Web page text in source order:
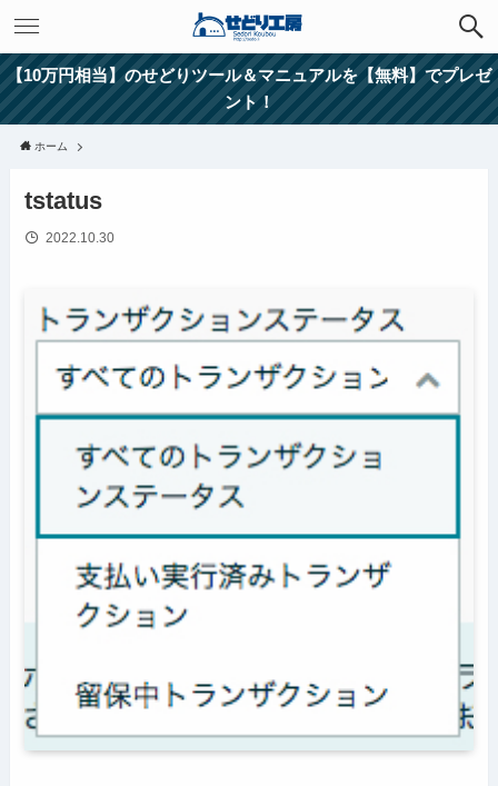
【10万円相当】のせどりツール＆マニュアルを【無料】でプレゼ
ント！
ホーム
tstatus
2022.10.30